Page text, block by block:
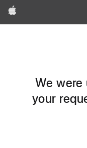
Apple
We were
your